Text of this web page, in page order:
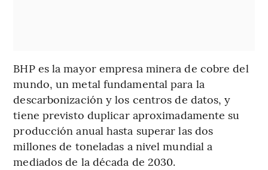
BHP es la mayor empresa minera de cobre del
mundo, un metal fundamental para la
descarbonización y los centros de datos, y
tiene previsto duplicar aproximadamente su
producción anual hasta superar las dos
millones de toneladas a nivel mundial a
mediados de la década de 2030.